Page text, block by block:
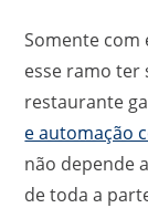
Somente com
esse ramo ter
restaurante
e automação
não depende
de toda a